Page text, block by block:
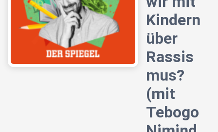
Kindern
über
Rassis
mus?
(mit
Tebogo